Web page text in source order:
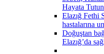
Hayata
Elazığ Fethi
hastalarına
Doğuştan
Elazığ’da